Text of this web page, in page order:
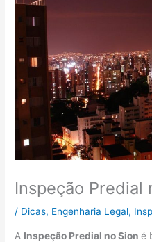
Inspeção Predial
/ Dicas, Engenharia Legal,
A Inspeção Predial no Sioné